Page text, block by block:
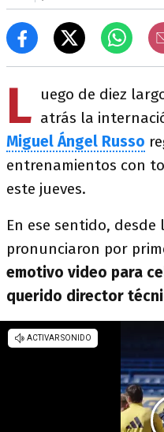
L uego de diez
atrás la
Miguel Ángel Russo
entrenamientos con
este jueves.
En ese sentido, desde
pronunciaron por
emotivo video para
querido director